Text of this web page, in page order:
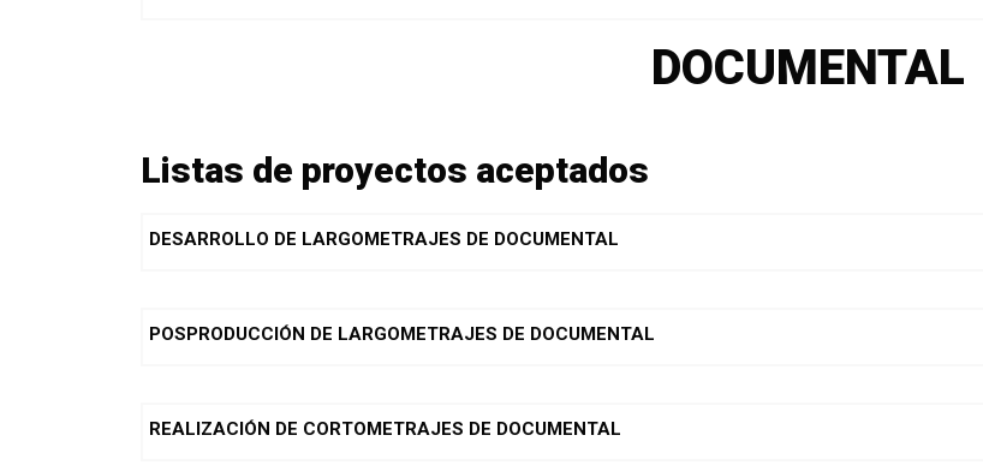
DOCUMENTAL
Listas de proyectos aceptados
DESARROLLO DE LARGOMETRAJES DE DOCUMENTAL
POSPRODUCCIÓN DE LARGOMETRAJES DE DOCUMENTAL
REALIZACIÓN DE CORTOMETRAJES DE DOCUMENTAL